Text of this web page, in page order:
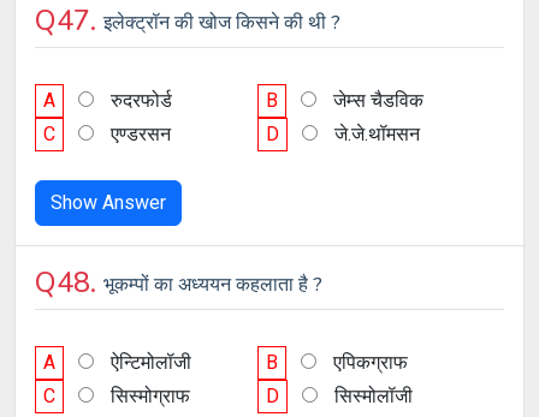
Q47.इलेक्ट्रॉन की खोज किसने की थी ?
A रुदरफोर्ड B
जेम्स चैडविक
C
एण्डरसन D जे.जे.थॉमसन
Show Answer
Q48. भूकम्पों का अध्ययन कहलाता है ?
A ऐन्टिमोलॉजी B
एपिकग्राफ
C
सिस्मोग्राफ D सिस्मोलॉजी